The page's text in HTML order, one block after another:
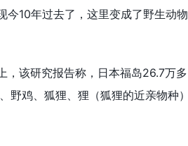
今10年过去了，这里变成了野生动物
该研究报告称，日本福岛26.7万多
鸡、狐狸、狸（狐狸的近亲物种）